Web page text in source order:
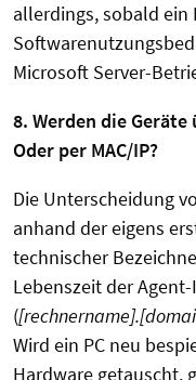
allerdings, sobald ein
Microsoft Server-
8. Werden die
Oder per MAC/IP?
Die Unterscheidung
anhand der eigens
technischer
Lebenszeit der
(
Wird ein PC neu
Hardware getauscht,